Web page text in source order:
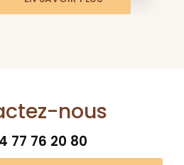
nous
77 76 20 80